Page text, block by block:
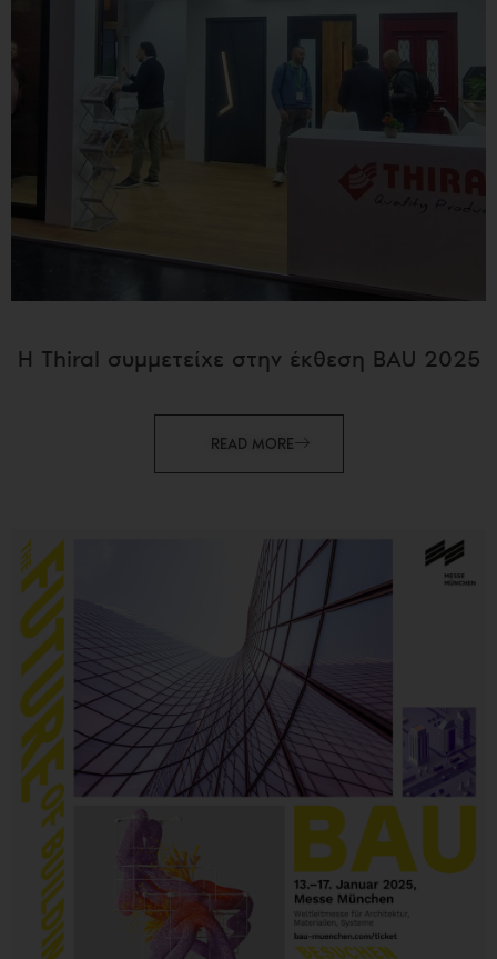
Η Thiral συμμετείχε στην έκθεση BAU 2025
READ MORE